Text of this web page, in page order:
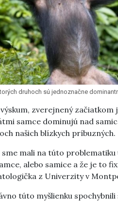
druhoch sú jednoznačne
zverejnený
samce dominujú nad
našich blízkych príbuzných.
sme mali na túto
alebo samice a že je to
z Univerzity v
túto myšlienku